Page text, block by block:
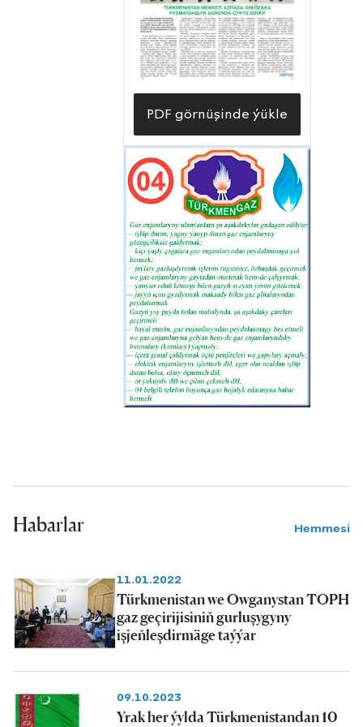
işleriň gürrüňi edilýän kärhanany hem
giňden gurşap alandygyny belläsimiz
gelýär. Geçen ýyllarda zawodyň esasy
önümçilik desgasynyň durkunyň düýpli
täzelenilmegi, ýol bitumyny öndürýän
kämil desganyň ulanylmaga berilmegi
öndürilýän önümleriň görnüşlerini ep-
esli köpeltmäge, şeýle-de olaryň hil
görkezijilerini has ýokarlandyrmaga
mümkinçilik berdi.
PDF görnüşinde ýükle
Habarlar Hemmesi
11.01.2022
Türkmenistan we Owganystan TOPH
gaz geçirijisiniň gurluşygyny
işjeňleşdirmäge taýýar
09.10.2023
Yrak her ýylda Türkmenistandan 10